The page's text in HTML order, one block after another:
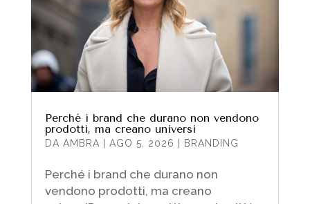
Perché i brand che durano non vendono
prodotti, ma creano universi
DA AMBRA AGO 5, 2026 BRANDING
Perché i brand che durano non
vendono prodotti, ma creano